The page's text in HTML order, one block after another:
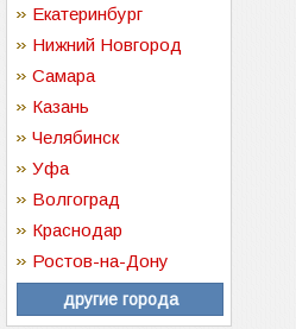
Екатеринбург
Нижний Новгород
Самара
Казань
Челябинск
Уфа
Волгоград
Краснодар
Ростов-на-Дону
другие города